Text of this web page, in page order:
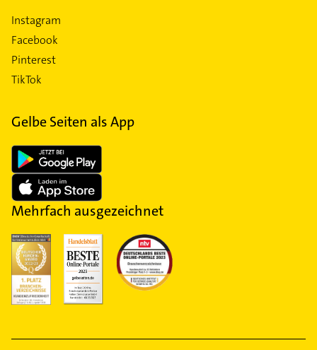
Instagram
Facebook
Pinterest
TikTok
Gelbe Seiten als App
Mehrfach ausgezeichnet